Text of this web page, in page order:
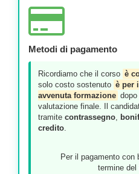
Metodi di pagamento
Ricordiamo che il corso è
solo costo sostenuto è per
avvenuta formazione
valutazione finale. Il
tramite contrassegno,
credito.
Per il pagamento con
termine